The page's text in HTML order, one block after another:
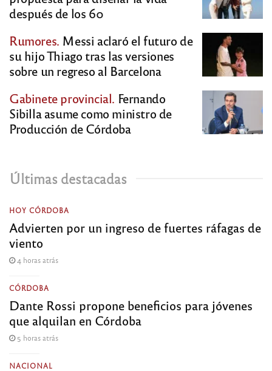
después de los 60
Rumores. Messi aclaró el futuro de
su hijo Thiago tras las versiones
sobre un regreso al Barcelona
Gabinete provincial. Fernando
Sibilla asume como ministro de
Producción de Córdoba
Últimas destacadas
HOY CÓRDOBA
Advierten por un ingreso de fuertes ráfagas de
viento
4 horas atrás
CÓRDOBA
Dante Rossi propone beneficios para jóvenes
que alquilan en Córdoba
5 horas atrás
NACIONAL